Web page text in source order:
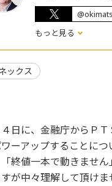
もっと見る
ックス
日に、金融庁からＰ
ーアップすることに
終値一本で動きませ
が中々理解して頂け